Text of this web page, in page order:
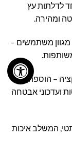
לדלתות עץ
ומהירה.
משתמשים –
– הוספה,
ועדכוני אבטחה
המשלב איכות